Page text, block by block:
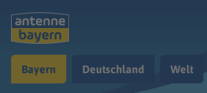
Musik & Radio
Bayern Deutschland Welt